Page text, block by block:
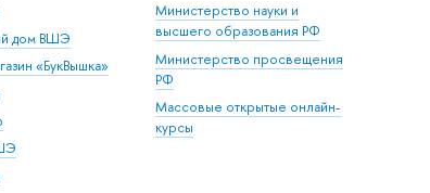
дом ВШЭ
«БукВышка»
Министерство науки и
высшего образования РФ
Министерство просвещения
РФ
Массовые открытые онлайн-
курсы